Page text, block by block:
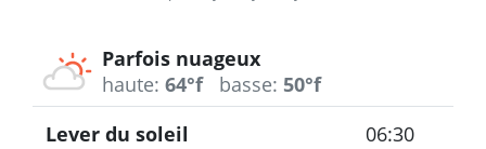
Parfois nuageux
haute: 64°f basse: 50°f
Lever du soleil 06:30